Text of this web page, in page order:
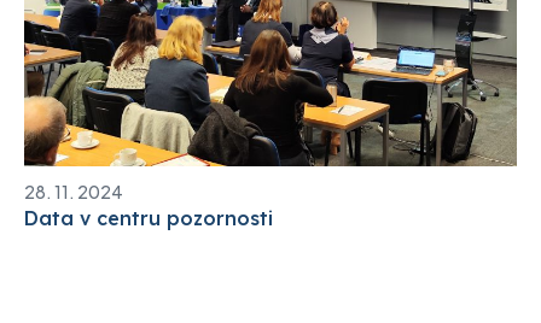
28. 11. 2024
Data v centru pozornosti